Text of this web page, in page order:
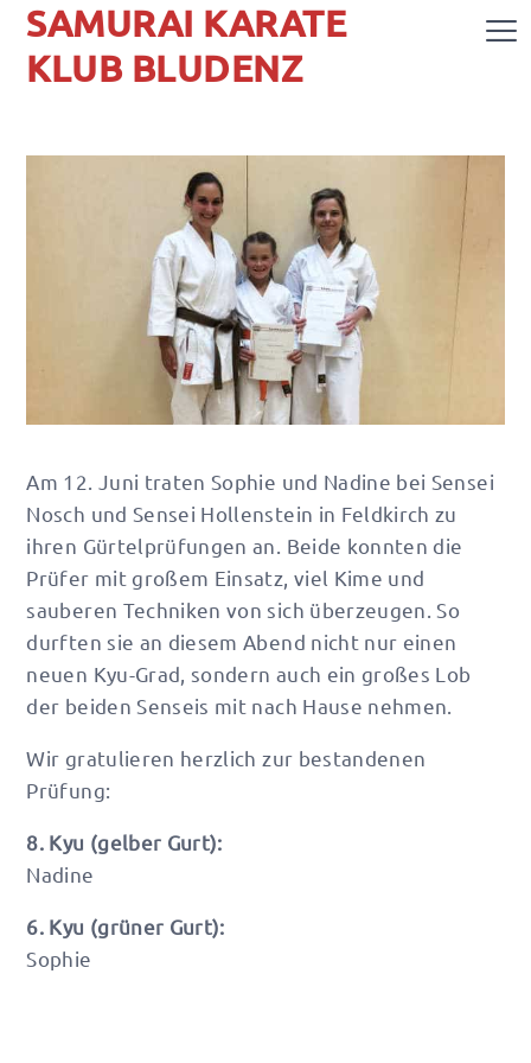
SAMURAI KARATE
KLUB BLUDENZ
Am 12. Juni traten Sophie und Nadine bei Sensei
Nosch und Sensei Hollenstein in Feldkirch zu
ihren Gürtelprüfungen an. Beide konnten die
Prüfer mit großem Einsatz, viel Kime und
sauberen Techniken von sich überzeugen. So
durften sie an diesem Abend nicht nur einen
neuen Kyu-Grad, sondern auch ein großes Lob
der beiden Senseis mit nach Hause nehmen.
Wir gratulieren herzlich zur bestandenen
Prüfung:
8. Kyu (gelber Gurt):
Nadine
6. Kyu (grüner Gurt):
Sophie